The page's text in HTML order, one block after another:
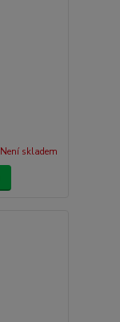
Není skladem